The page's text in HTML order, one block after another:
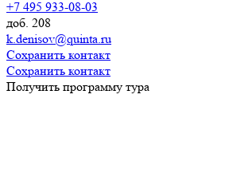
+7 495 933-08-03
доб. 208
k.denisov@quinta.ru
Сохранить контакт
Сохранить контакт
Получить программу тура